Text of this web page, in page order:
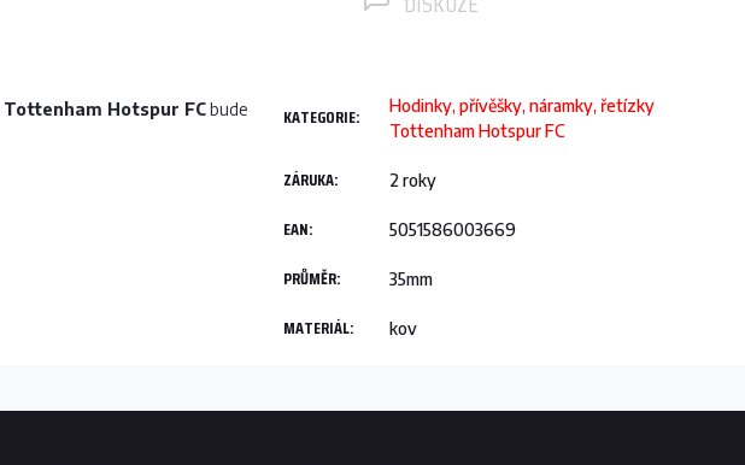
Tottenham Hotspur FCbude
KATEGORIE:
Hodinky, přívěšky, náramky, řetízky
Tottenham Hotspur FC
ZÁRUKA: 2 roky
EAN: 5051586003669
PRŮMĚR: 35mm
MATERIÁL: kov